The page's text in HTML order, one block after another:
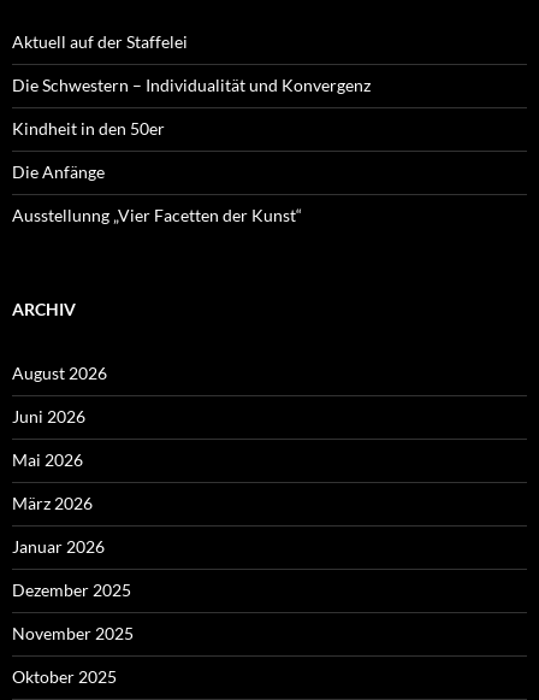
Aktuell auf der Staffelei
Die Schwestern – Individualität und Konvergenz
Kindheit in den 50er
Die Anfänge
Ausstellunng „Vier Facetten der Kunst“
ARCHIV
August 2026
Juni 2026
Mai 2026
März 2026
Januar 2026
Dezember 2025
November 2025
Oktober 2025